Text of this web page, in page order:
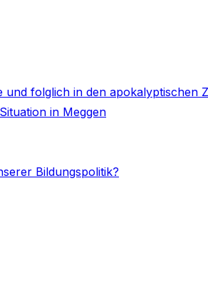
und folglich in den apokalyptischen
in Meggen
Bildungspolitik?